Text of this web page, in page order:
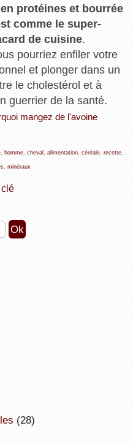
protéines et bourrée
comme le super-
de cuisine.
pourriez enfiler votre
et plonger dans un
le cholestérol et à
guerrier de la santé.
mangez de l'avoine
, homme, cheval alimentation, céréale, recette,
, minéraux
(28)